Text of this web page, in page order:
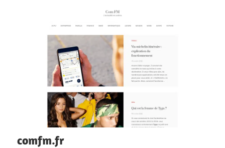
comfm.fr